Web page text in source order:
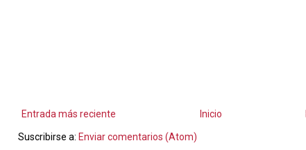
Entrada más reciente Inicio
Suscribirse a: Enviar comentarios (Atom)